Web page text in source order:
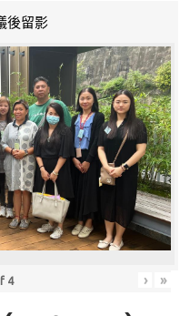
後留影
4 › »